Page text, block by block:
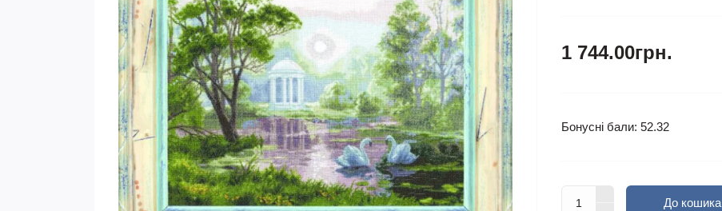
1 744.00грн.
Бонусні бали: 52.32
До кошика